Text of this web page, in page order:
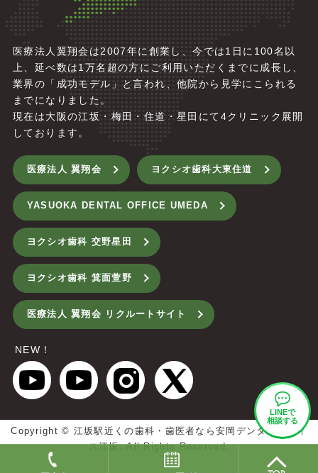
医療法人翼翔会は2007年に創業し、今では1日に100名以
上、延べ数は1万名超の方にご利用いただくまでに成長し、
業界の「成功モデル」と言われ、他院から見学にこられる
までになりました。
現在は大阪の江坂・梅田・住道・星田にて4クリニック展開
しております。
医療法人 翼翔会 ヨクシオ歯科大東住道
YASUOKA DENTAL OFFICE UMEDA
ヨクシオ歯科 交野星田
ヨクシオ歯科 箕面萱野
医療法人 翼翔会 リクルートサイト
NEW！
Copyright © 江坂駅近くの歯科・歯医者なら安岡デンタルオフィ
ス江坂.All Rights Reserved.
LINEで
相談する